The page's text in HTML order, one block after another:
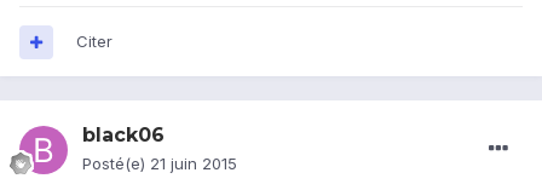
Citer
black06
Posté(e) 21 juin 2015